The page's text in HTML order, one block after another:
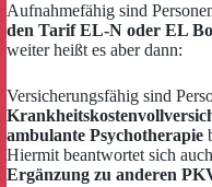
Aufnahmefähig sind
den Tarif EL-N oder EL
weiter heißt es aber dann:
Versicherungsfähig sind
ambulante Psychotherapie
Hiermit beantwortet sich
Ergänzung zu anderen